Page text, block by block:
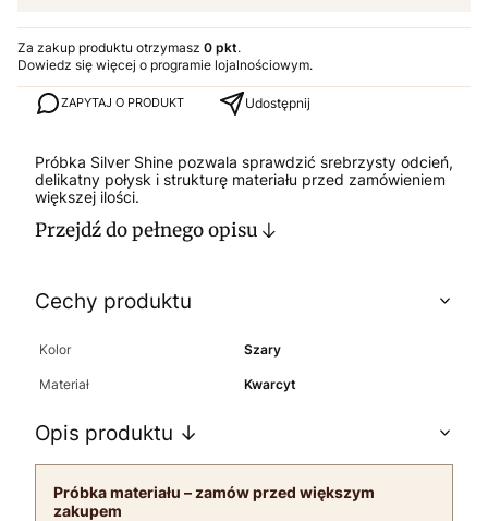
Za zakup produktu otrzymasz 0 pkt.
Dowiedz się więcej o programie lojalnościowym.
ZAPYTAJ O PRODUKT Udostępnij
Próbka Silver Shine pozwala sprawdzić srebrzysty odcień,
delikatny połysk i strukturę materiału przed zamówieniem
większej ilości.
Przejdź do pełnego opisu
Cechy produktu
Kolor Szary
Materiał Kwarcyt
Opis produktu ↓
Próbka materiału – zamów przed większym
zakupem